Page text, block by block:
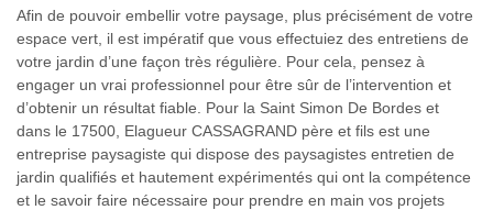
Afin de pouvoir embellir votre paysage, plus précisément de votre
espace vert, il est impératif que vous effectuiez des entretiens de
votre jardin d’une façon très régulière. Pour cela, pensez à
engager un vrai professionnel pour être sûr de l’intervention et
d’obtenir un résultat fiable. Pour la Saint Simon De Bordes et
dans le 17500, Elagueur CASSAGRAND père et fils est une
entreprise paysagiste qui dispose des paysagistes entretien de
jardin qualifiés et hautement expérimentés qui ont la compétence
et le savoir faire nécessaire pour prendre en main vos projets